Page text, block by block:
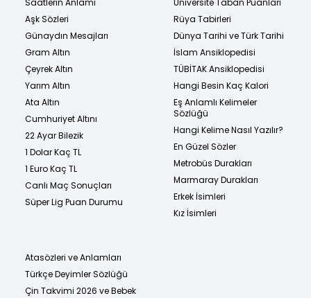
Saatlerin Anlamı
Aşk Sözleri
Günaydın Mesajları
Gram Altın
Çeyrek Altın
Yarım Altın
Ata Altın
Cumhuriyet Altını
22 Ayar Bilezik
1 Dolar Kaç TL
1 Euro Kaç TL
Canlı Maç Sonuçları
Süper Lig Puan Durumu
Üniversite Taban Puanları
Rüya Tabirleri
Dünya Tarihi ve Türk Tarihi
İslam Ansiklopedisi
TÜBİTAK Ansiklopedisi
Hangi Besin Kaç Kalori
Eş Anlamlı Kelimeler
Sözlüğü
Hangi Kelime Nasıl Yazılır?
En Güzel Sözler
Metrobüs Durakları
Marmaray Durakları
Erkek İsimleri
Kız İsimleri
Atasözleri ve Anlamları
Türkçe Deyimler Sözlüğü
Çin Takvimi 2026 ve Bebek